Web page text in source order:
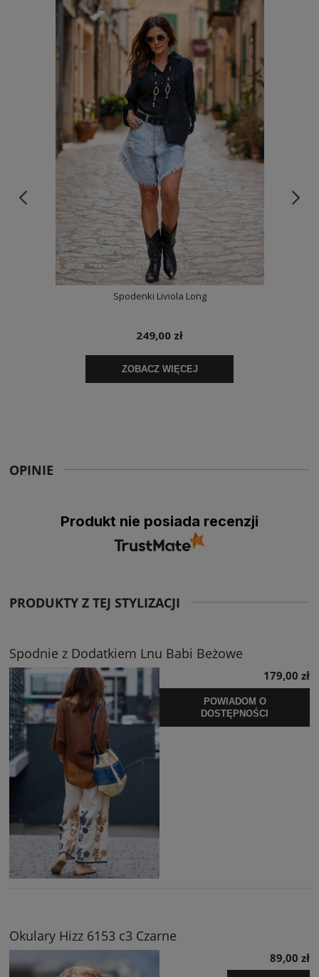
OPINIE
Produkt nie posiada recenzji
PRODUKTY Z TEJ STYLIZACJI
Spodnie z Dodatkiem Lnu Babi Beżowe
179,00 zł
POWIADOM O
DOSTĘPNOŚCI
Okulary Hizz 6153 c3 Czarne
89,00 zł